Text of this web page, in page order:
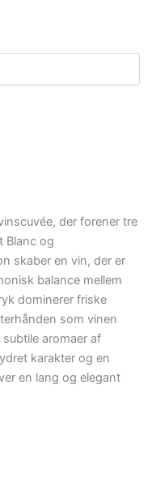
der forener tre
Blanc og
skaber en vin, der er
balance mellem
dominerer friske
som vinen
aromaer af
karakter og en
en lang og elegant